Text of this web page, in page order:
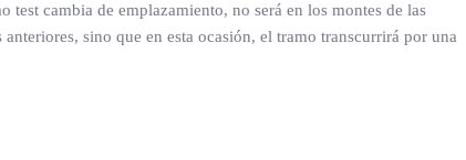
cambia de emplazamiento, no será en los montes de las
sino que en esta ocasión, el tramo transcurrirá por una